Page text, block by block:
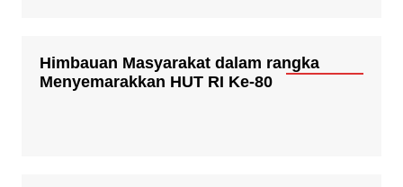
Himbauan Masyarakat dalam rangka
Menyemarakkan HUT RI Ke-80